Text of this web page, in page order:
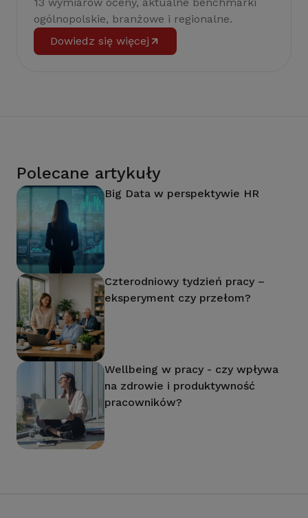
ogólnopolskie, branżowe i regionalne.
Dowiedz się więcej
Polecane artykuły
Big Data w perspektywie HR
Czterodniowy tydzień pracy –
eksperyment czy przełom?
Wellbeing w pracy - czy wpływa
na zdrowie i produktywność
pracowników?